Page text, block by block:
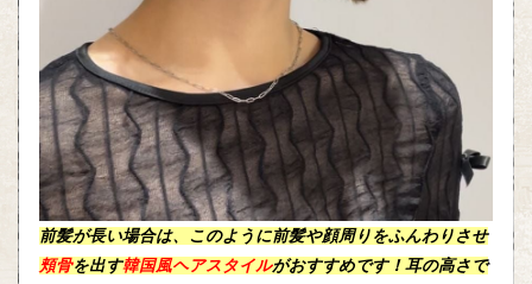
前髪が長い場合は、このように前髪や顔周りをふんわりさせ
頬骨を出す韓国風ヘアスタイルがおすすめです！耳の高さで